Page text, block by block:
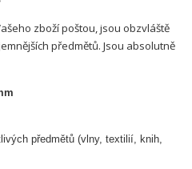
zboží poštou, jsou obzvláště
předmětů. Jsou absolutně
předmětů (vlny, textilií, knih,